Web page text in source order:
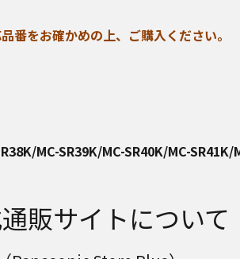
番をお確かめの上、ご購入ください。
MC-SR39K/MC-SR40K/MC-SR41K/
販サイトについて